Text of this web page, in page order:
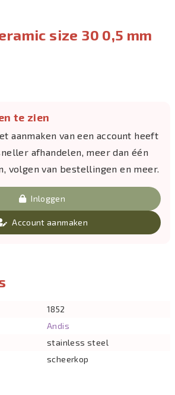
size 30 0,5 mm
te zien
aanmaken van een account heeft
afhandelen, meer dan één
volgen van bestellingen en meer.
Inloggen
Account aanmaken
1852
Andis
stainless steel
scheerkop